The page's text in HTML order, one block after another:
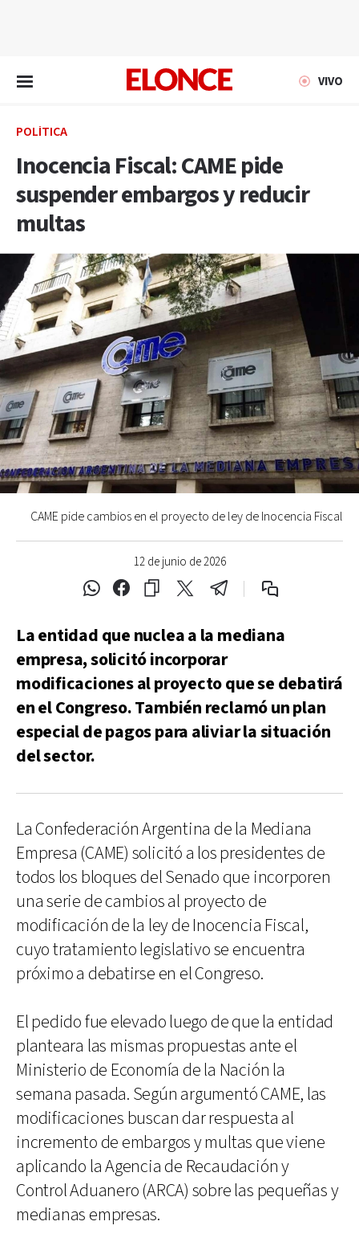
VIVO
POLÍTICA
Inocencia Fiscal: CAME pide
suspender embargos y reducir
multas
12 de junio de 2026
CAME pide cambios en el proyecto de ley de Inocencia Fiscal
La entidad que nuclea a la mediana
empresa, solicitó incorporar
modificaciones al proyecto que se debatirá
en el Congreso. También reclamó un plan
especial de pagos para aliviar la situación
del sector.
La Confederación Argentina de la Mediana
Empresa (CAME) solicitó a los presidentes de
todos los bloques del Senado que incorporen
una serie de cambios al proyecto de
modificación de la ley de Inocencia Fiscal,
cuyo tratamiento legislativo se encuentra
próximo a debatirse en el Congreso.
El pedido fue elevado luego de que la entidad
planteara las mismas propuestas ante el
Ministerio de Economía de la Nación la
semana pasada. Según argumentó CAME, las
modificaciones buscan dar respuesta al
incremento de embargos y multas que viene
aplicando la Agencia de Recaudación y
Control Aduanero (ARCA) sobre las pequeñas y
medianas empresas.